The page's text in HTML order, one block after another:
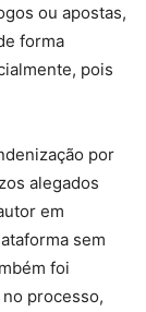
ou apostas,
forma
pois
por
alegados
em
sem
foi
processo,